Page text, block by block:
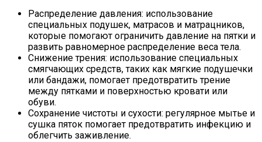
Распределение давления: использование
специальных подушек, матрасов и матрацников,
которые помогают ограничить давление на пятки и
развить равномерное распределение веса тела.
Снижение трения: использование специальных
смягчающих средств, таких как мягкие подушечки
или бандажи, помогает предотвратить трение
между пятками и поверхностью кровати или
обуви.
Сохранение чистоты и сухости: регулярное мытье и
сушка пяток помогает предотвратить инфекцию и
облегчить заживление.